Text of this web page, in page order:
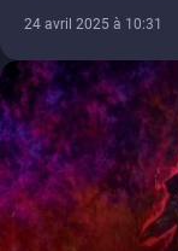
24 avril 2025 à 10:31